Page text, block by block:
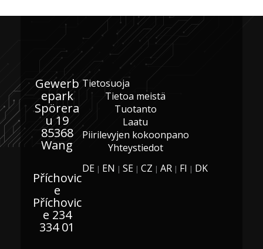
Gewerb
epark
Spörera
u 19
85368
Wang
Příchovic
e
Příchovic
e 234
334 01
Tietosuoja
Tietoa meistä
Tuotanto
Laatu
Piirilevyjen kokoonpano
Yhteystiedot
DE| EN | SE| CZ | AR| FI | DK